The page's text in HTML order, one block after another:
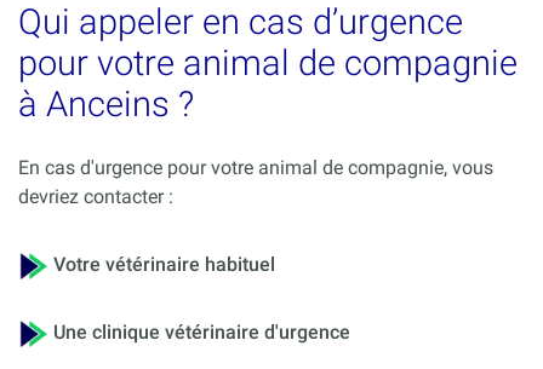
Qui appeler en cas d’urgence
pour votre animal de compagnie
à Anceins ?
En cas d'urgence pour votre animal de compagnie, vous
devriez contacter :
Votre vétérinaire habituel
Une clinique vétérinaire d'urgence